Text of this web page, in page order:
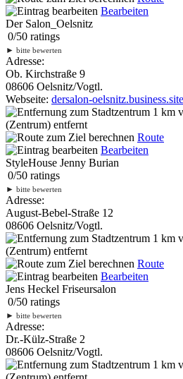
Bearbeiten
Der Salon_Oelsnitz
0/50 ratings
► bitte bewerten
Adresse:
Ob. Kirchstraße 9
08606 Oelsnitz/Vogtl.
Webseite: dersalon-oelsnitz.business.site
1 km
(Zentrum) entfernt
Route
Bearbeiten
StyleHouse Jenny Burian
0/50 ratings
► bitte bewerten
Adresse:
August-Bebel-Straße 12
08606 Oelsnitz/Vogtl.
1 km
(Zentrum) entfernt
Route
Bearbeiten
Jens Heckel Friseursalon
0/50 ratings
► bitte bewerten
Adresse:
Dr.-Külz-Straße 2
08606 Oelsnitz/Vogtl.
1 km